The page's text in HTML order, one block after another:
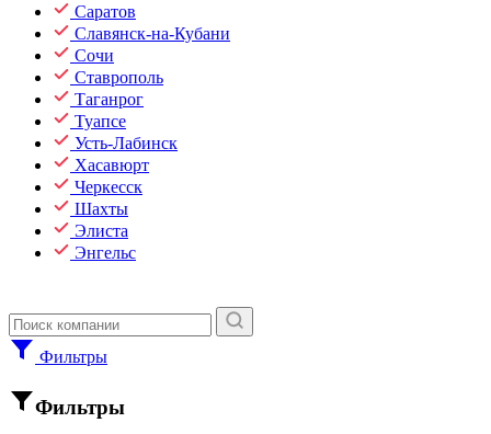
Саратов
Славянск-на-Кубани
Сочи
Ставрополь
Таганрог
Туапсе
Усть-Лабинск
Хасавюрт
Черкесск
Шахты
Элиста
Энгельс
Фильтры
Фильтры